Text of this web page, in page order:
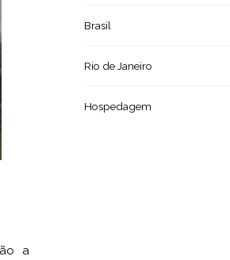
a
Brasil
Rio de Janeiro
Hospedagem